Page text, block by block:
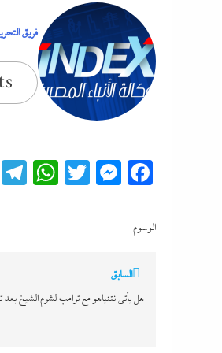
فريق
Facebook
الوسوم
تصفّح
المقالات
السابق
هل يأتى نتنياهو مع ترامب لشرم الشيخ